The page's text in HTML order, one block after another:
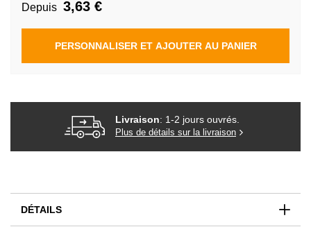
Depuis 3,63 €
PERSONNALISER ET AJOUTER AU PANIER
Livraison: 1-2 jours ouvrés.
Plus de détails sur la livraison
DÉTAILS